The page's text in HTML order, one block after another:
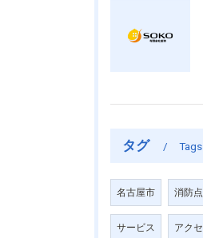
タグ Tags
名古屋市 消防
サービス アク